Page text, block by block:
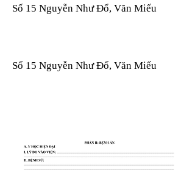
Số 15 Nguyễn Như Đổ, Văn Miếu
Số 15 Nguyễn Như Đổ, Văn Miếu